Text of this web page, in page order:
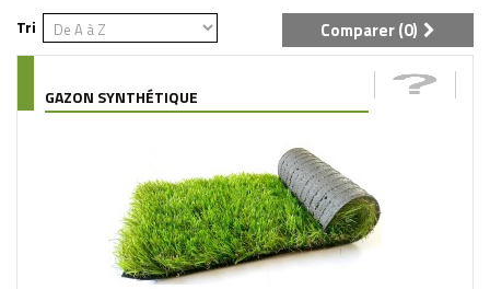
Tri Comparer (0)
GAZON SYNTHÉTIQUE